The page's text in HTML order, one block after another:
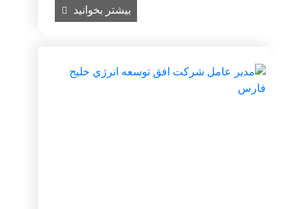
بیشتر بخوانید